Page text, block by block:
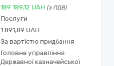
189 189,12 UAH (з ПДВ)
Послуги
1 891,89 UAH
За вартістю придбання
Головне управління
Державної казначейської